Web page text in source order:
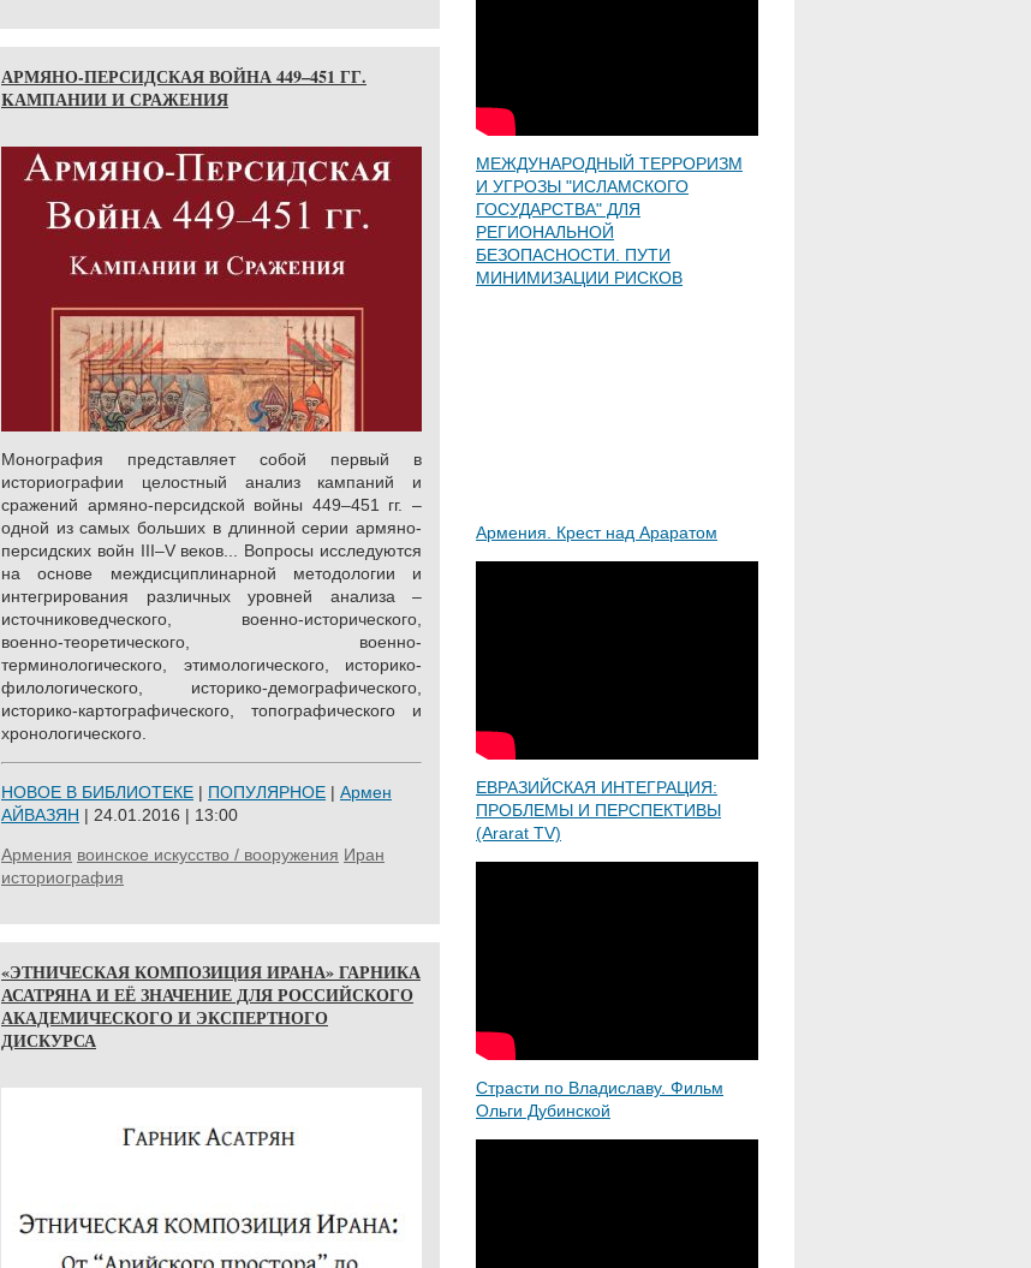
АРМЯНО-ПЕРСИДСКАЯ ВОЙНА 449–451 ГГ.
KАМПАНИИ И СРАЖЕНИЯ
Монография представляет собой первый в
историографии целостный анализ кампаний и
сражений армяно-персидской войны 449–451 гг. –
одной из самых больших в длинной серии aрмяно-
персидских войн III–V веков... Вопросы исследуются
на основе междисциплинарной методологии и
интегрирования различных уровней анализа –
источниковедческого, военно-исторического,
военно-теоретического, военно-
терминологического, этимологического, историко-
филологического, историко-демографического,
историко-картографического, топографического и
хронологического.
НОВОЕ В БИБЛИОТЕКЕ | ПОПУЛЯРНОЕ | Армен
АЙВАЗЯН | 24.01.2016 | 13:00
Армения воинское искусство / вооружения Иран
историография
«ЭТНИЧЕСКАЯ КОМПОЗИЦИЯ ИРАНА» ГАРНИКА
АСАТРЯНА И ЕЁ ЗНАЧЕНИЕ ДЛЯ РОССИЙСКОГО
АКАДЕМИЧЕСКОГО И ЭКСПЕРТНОГО
ДИСКУРСА
МЕЖДУНАРОДНЫЙ ТЕРРОРИЗМ
И УГРОЗЫ "ИСЛАМСКОГО
ГОСУДАРСТВА" ДЛЯ
РЕГИОНАЛЬНОЙ
БЕЗОПАСНОСТИ. ПУТИ
МИНИМИЗАЦИИ РИСКОВ
Армения. Крест над Араратом
ЕВРАЗИЙСКАЯ ИНТЕГРАЦИЯ:
ПРОБЛЕМЫ И ПЕРСПЕКТИВЫ
(Ararat TV)
Страсти по Владиславу. Фильм
Ольги Дубинской